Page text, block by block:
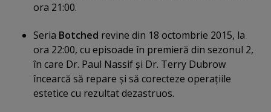
ora 21:00.
Seria Botched revine din 18 octombrie 2015, la
ora 22:00, cu episoade în premieră din sezonul 2,
în care Dr. Paul Nassif şi Dr. Terry Dubrow
încearcă să repare şi să corecteze operaţiile
estetice cu rezultat dezastruos.